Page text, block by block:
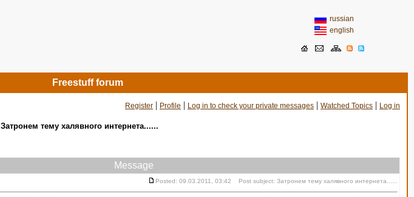
russian
english
Freestuff forum
Register | Profile | Log in to check your private messages | Watched Topics | Log in
Затронем тему халявного интернета......
Message
Posted: 09.03.2011, 03:42 Post subject: Затронем тему халявного интернета......